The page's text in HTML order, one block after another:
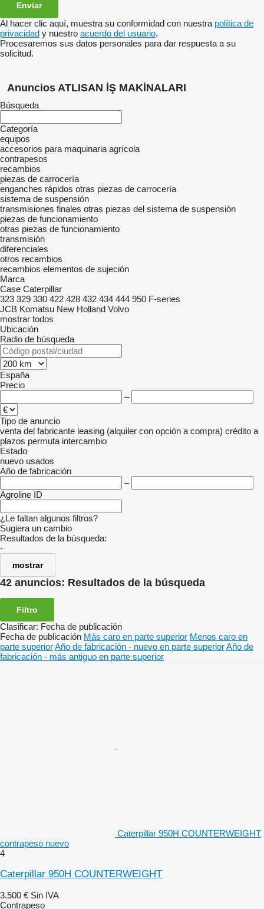
Al hacer clic aquí, muestra su conformidad con nuestra política de
privacidad y nuestro acuerdo del usuario.
Procesaremos sus datos personales para dar respuesta a su
solicitud.
Anuncios ATLISAN İŞ MAKİNALARI
Búsqueda
Categoría
equipos
accesorios para maquinaria agrícola
contrapesos
recambios
piezas de carrocería
enganches rápidos otras piezas de carrocería
sistema de suspensión
transmisiones finales otras piezas del sistema de suspensión
piezas de funcionamiento
otras piezas de funcionamiento
transmisión
diferenciales
otros recambios
recambios elementos de sujeción
Marca
Case Caterpillar
323 329 330 422 428 432 434 444 950 F-series
JCB Komatsu New Holland Volvo
mostrar todos
Ubicación
Radio de búsqueda
España
Precio
–
Tipo de anuncio
venta del fabricante leasing (alquiler con opción a compra) crédito a
plazos permuta intercambio
Estado
nuevo usados
Año de fabricación
–
Agroline ID
¿Le faltan algunos filtros?
Sugiera un cambio
Resultados de la búsqueda:
-
mostrar
42 anuncios: Resultados de la búsqueda
Filtro
Clasificar: Fecha de publicación
Fecha de publicación Más caro en parte superior Menos caro en
parte superiorAño de fabricación - nuevo en parte superiorAño de
fabricación - más antiguo en parte superior
Caterpillar 950H COUNTERWEIGHT
contrapeso nuevo
4
Caterpillar 950H COUNTERWEIGHT
3.500 € Sin IVA
Contrapeso